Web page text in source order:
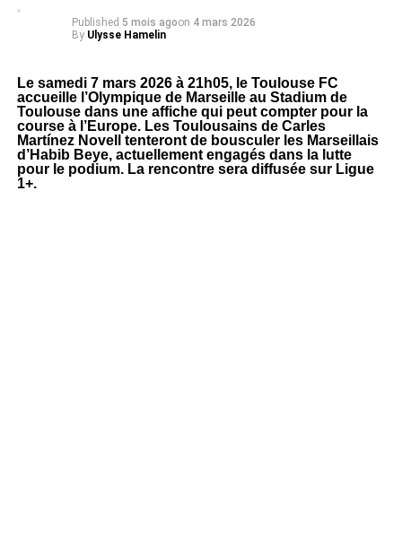
Published 5 mois agoon 4 mars 2026
By Ulysse Hamelin
Le samedi 7 mars 2026 à 21h05, le Toulouse FC
accueille l’Olympique de Marseilleau Stadium de
Toulousedans une affiche qui peut compter pour la
course à l’Europe. Les Toulousains de Carles
Martínez Novell
tenteront de bousculer les Marseillais
d’Habib Beye, actuellement engagés dans la lutte
pour le podium. La rencontre sera diffusée sur Ligue
1+.